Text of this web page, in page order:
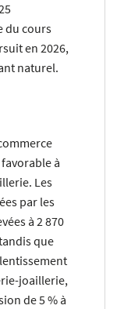
du cours
en 2026,
naturel.
à
Les
par les
à 2 870
que
joaillerie,
de 5 % à